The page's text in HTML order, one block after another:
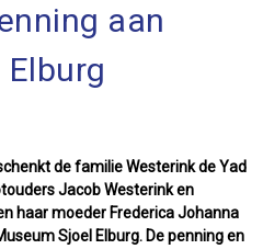
aan
de familie Westerink de Yad
Jacob Westerink en
haar moeder Frederica Johanna
Sjoel Elburg. De penning en